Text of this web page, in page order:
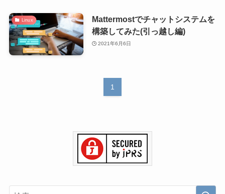
Linux
Mattermostでチャットシステムを
構築してみた(引っ越し編)
2021年6月6日
1